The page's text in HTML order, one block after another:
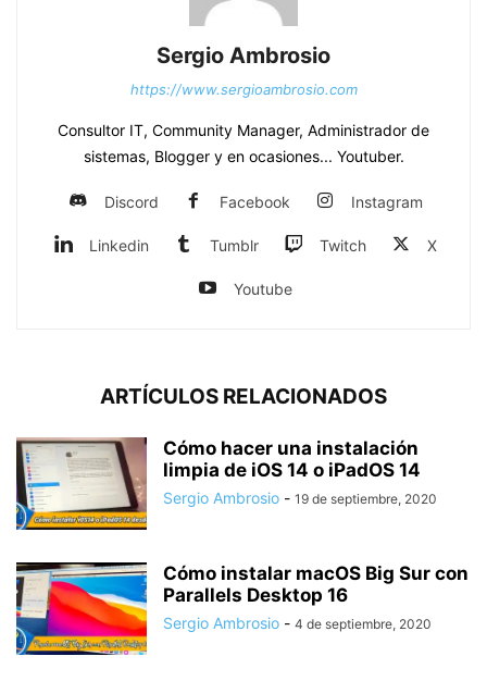
Sergio Ambrosio
https://www.sergioambrosio.com
Consultor IT, Community Manager, Administrador de
sistemas, Blogger y en ocasiones... Youtuber.
Discord Facebook Instagram
Linkedin Tumblr Twitch X
Youtube
ARTÍCULOS RELACIONADOS
Cómo hacer una instalación
limpia de iOS 14 o iPadOS 14
Sergio Ambrosio - 19 de septiembre, 2020
Cómo instalar macOS Big Sur con
Parallels Desktop 16
Sergio Ambrosio - 4 de septiembre, 2020